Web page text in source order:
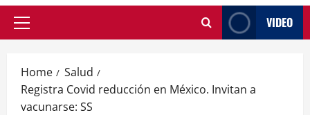
Primary
VIDEO
Home
Salud
Registra Covid reducción en México. Invitan a
vacunarse: SS